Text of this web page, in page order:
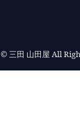
© 三田 山田屋 All